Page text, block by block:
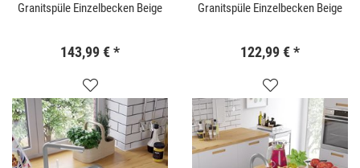
Granitspüle Einzelbecken Beige
143,99 €*
Granitspüle Einzelbecken Beige
122,99 €*